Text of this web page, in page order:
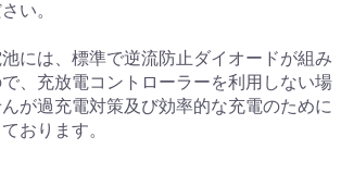
い。
には、標準で逆流防止ダイオードが組み
、充放電コントローラーを利用しない場
が過充電対策及び効率的な充電のために
おります。